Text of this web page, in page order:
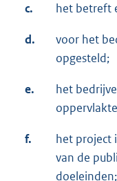
c. het betreft
d.
voor het
opgesteld;
e.
het
f.
het project
van de
doeleinden;